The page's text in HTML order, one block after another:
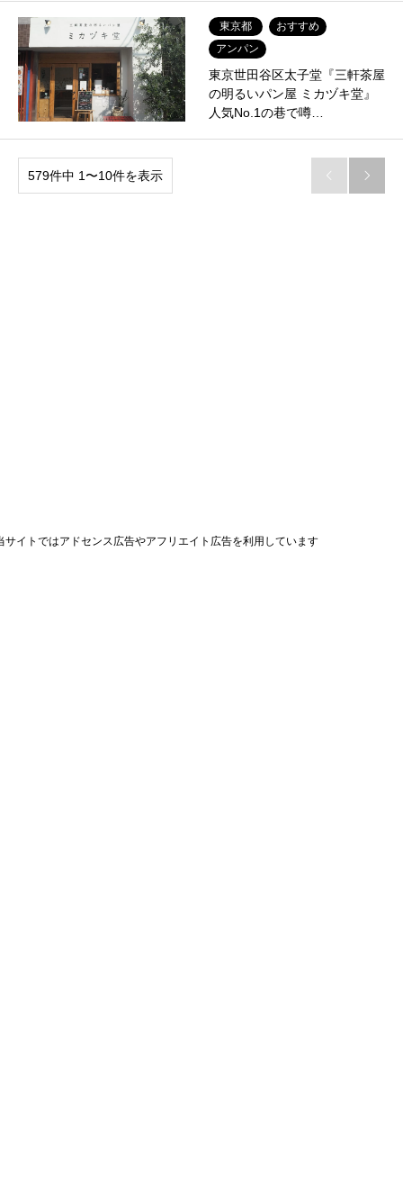
東京都
おすすめ
アンパン
東京世田谷区太子堂『三軒茶屋
の明るいパン屋 ミカヅキ堂』
人気No.1の巷で噂…
579件中 1〜10件を表示  
サイトではアドセンス広告やアフリエイト広告を利用しています